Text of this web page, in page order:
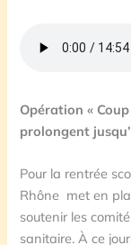
Opération «
prolongent
Pour la rentrée
Rhône met en
soutenir les
sanitaire. À ce